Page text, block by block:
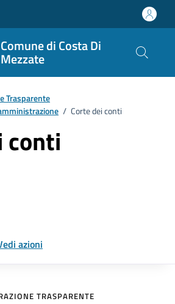
Comune di Costa Di
Mezzate
Trasparente
/ Corte dei conti
conti
azioni
TRASPARENTE